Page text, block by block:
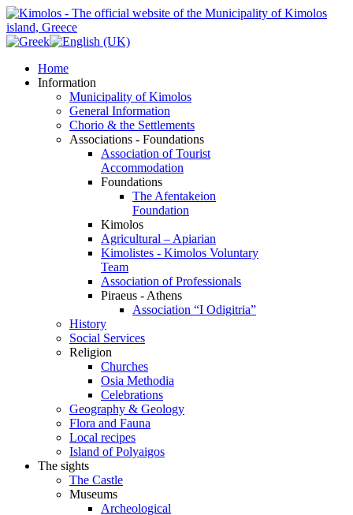
Home
Information
Municipality of Kimolos
General Information
Chorio & the Settlements
Associations - Foundations
Association of Tourist
Accommodation
Foundations
The Afentakeion
Foundation
Kimolos
Agricultural – Apiarian
Kimolistes - Kimolos Voluntary
Team
Association of Professionals
Piraeus - Athens
Association “I Odigitria”
History
Social Services
Religion
Churches
Osia Methodia
Celebrations
Geography & Geology
Flora and Fauna
Local recipes
Island of Polyaigos
The sights
The Castle
Museums
Archeological